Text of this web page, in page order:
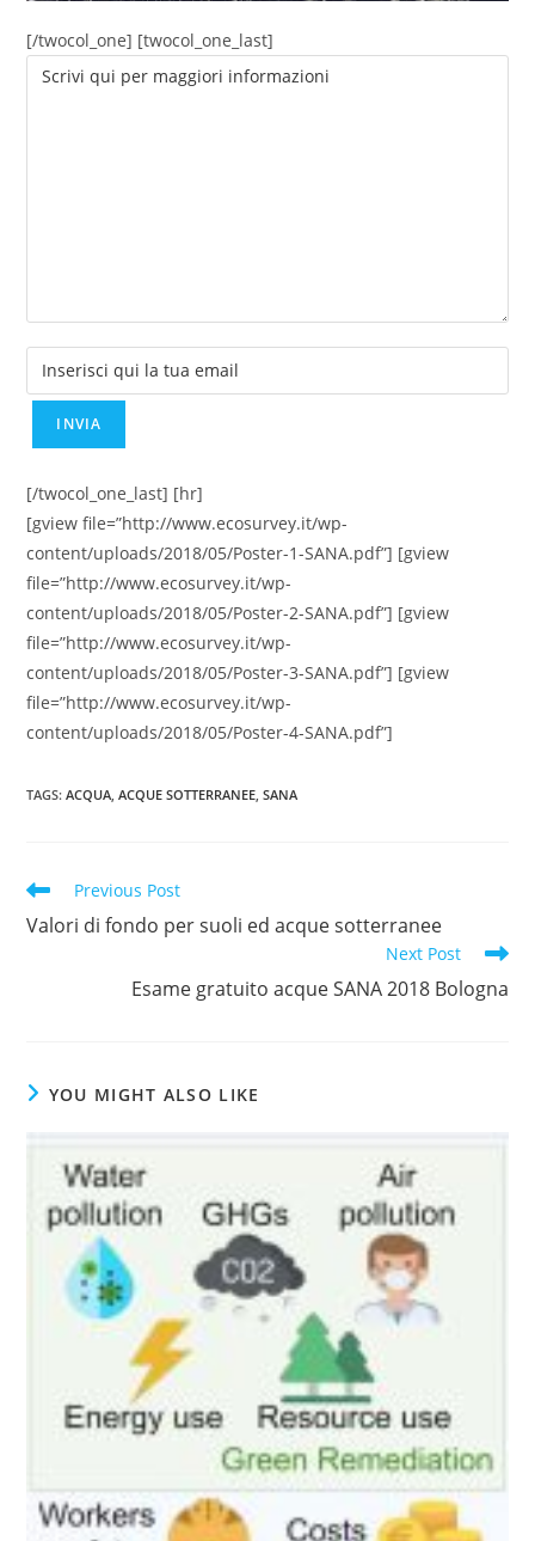
[/twocol_one] [twocol_one_last]
[/twocol_one_last] [hr]
[gview file=”http://www.ecosurvey.it/wp-
content/uploads/2018/05/Poster-1-SANA.pdf”] [gview
file=”http://www.ecosurvey.it/wp-
content/uploads/2018/05/Poster-2-SANA.pdf”] [gview
file=”http://www.ecosurvey.it/wp-
content/uploads/2018/05/Poster-3-SANA.pdf”] [gview
file=”http://www.ecosurvey.it/wp-
content/uploads/2018/05/Poster-4-SANA.pdf”]
TAGS:ACQUA ACQUE SOTTERRANEE SANA
Read
more
articles
Previous Post
Valori di fondo per suoli ed acque sotterranee
Next Post
Esame gratuito acque SANA 2018 Bologna
YOU MIGHT ALSO LIKE